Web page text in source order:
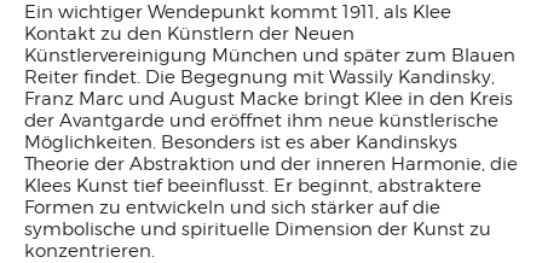
Ein wichtiger Wendepunkt kommt 1911, als Klee
Kontakt zu den Künstlern der Neuen
Künstlervereinigung München und später zum Blauen
Reiter findet. Die Begegnung mit Wassily Kandinsky,
Franz Marc und August Macke bringt Klee in den Kreis
der Avantgarde und eröffnet ihm neue künstlerische
Möglichkeiten. Besonders ist es aber Kandinskys
Theorie der Abstraktion und der inneren Harmonie, die
Klees Kunst tief beeinflusst. Er beginnt, abstraktere
Formen zu entwickeln und sich stärker auf die
symbolische und spirituelle Dimension der Kunst zu
konzentrieren.